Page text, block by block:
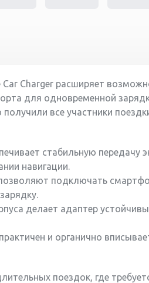
Car Charger расширяет
для одновременной
все участники
стабильную передачу
навигации.
подключать
делает адаптер
и органично
поездок, где